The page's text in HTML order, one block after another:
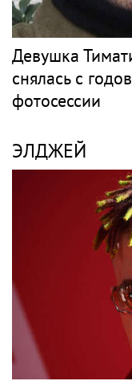
Девушка
снялась с
фотосессии
ЭЛДЖЕЙ